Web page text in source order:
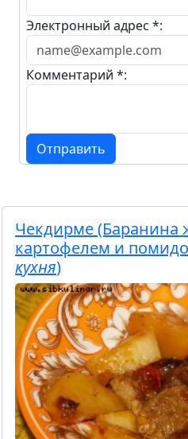
Электронный адрес *:
Комментарий *:
Отправить
Чекдирме (Баранина
картофелем и
кухня)